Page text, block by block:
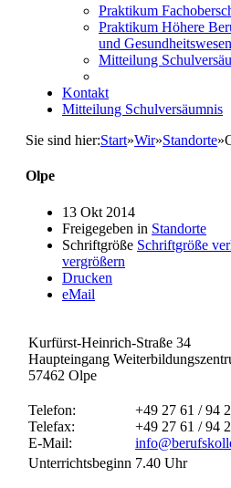
Praktikum
Praktikum Höhere
und Gesundheitswesen
Mitteilung
Kontakt
Mitteilung Schulversäumnis
Sie sind hier:Start»Wir»Standorte»
Olpe
13 Okt 2014
Freigegeben in Standorte
Schriftgröße Schriftgröße
vergrößern
Drucken
eMail
Kurfürst-Heinrich-Straße 34
Haupteingang
57462 Olpe
Telefon:
Telefax:
E-Mail:
+49 27 61 / 94
+49 27 61 / 94
Unterrichtsbeginn 7.40 Uhr